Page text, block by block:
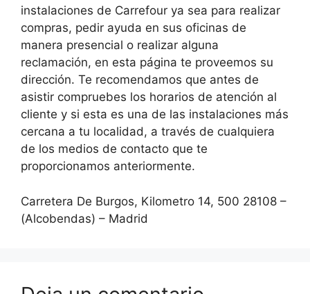
instalaciones de Carrefour ya sea para realizar
compras, pedir ayuda en sus oficinas de
manera presencial o realizar alguna
reclamación, en esta página te proveemos su
dirección. Te recomendamos que antes de
asistir compruebes los horarios de atención al
cliente y si esta es una de las instalaciones más
cercana a tu localidad, a través de cualquiera
de los medios de contacto que te
proporcionamos anteriormente.
Carretera De Burgos, Kilometro 14, 500 28108 –
(Alcobendas) – Madrid